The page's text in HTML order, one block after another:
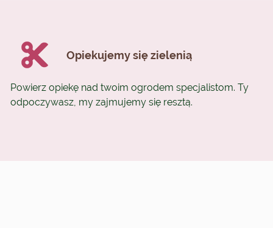
Opiekujemy się zielenią
Powierz opiekę nad twoim ogrodem specjalistom. Ty
odpoczywasz, my zajmujemy się resztą.